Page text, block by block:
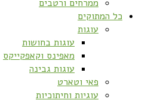
ממרחים ורטבים
כל המתוקים
עוגות
עוגות בחושות
מאפינס וקאפקייקס
עוגות גבינה
פאי וטארט
עוגיות וחיתוכיות